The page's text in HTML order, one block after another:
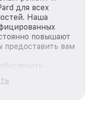
для всех
Наша
повышают
вам
ремонт для
Pard, вне